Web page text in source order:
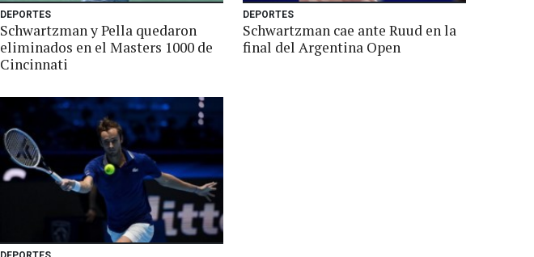
DEPORTES
Schwartzman y Pella quedaron
eliminados en el Masters 1000 de
Cincinnati
DEPORTES
Schwartzman cae ante Ruud en la
final del Argentina Open